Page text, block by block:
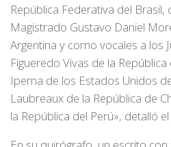
República Federativa del
Magistrado Gustavo Daniel
Argentina y como vocales a los
Figueredo Vivas de la
Ipema de los Estados Unidos
Laubreaux de la República de
la República del Perú», detalló